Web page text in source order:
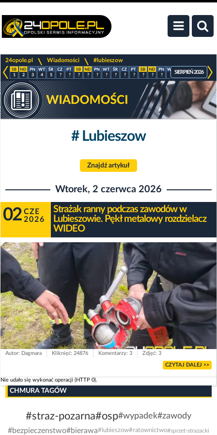
24opole.pl Wiadomości #lubieszow
1 2 3 4 5 ? ? ? ? ? ? ? ? ? ? ? ? ? ? ? ?
SIERPIEŃ 2026
# Lubieszow
Znajdź artykuł
Wtorek, 2 czerwca 2026
02 CZE
2026
Strażak ranny podczas zawodów w
Lubieszowie. Pękł metalowy rozdzielacz
WIDEO
Autor: Dagmara Kliknięć: 24876 Komentarzy: 3 Zdjęć: 3
CZYTAJ DALEJ >>
Nie udało się wykonać operacji (HTTP 0).
CHMURA TAGÓW
#straz-pozarna#osp#wypadek#zawody
#bezpieczenstwo#bierawa#lubieszow#ratownictwo#sprzet-strazacki